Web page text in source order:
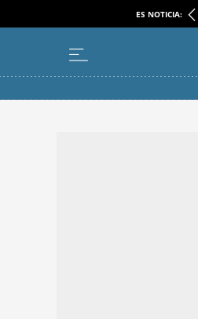
ES NOTICIA: